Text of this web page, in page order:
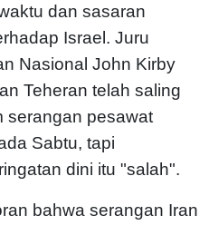
dan sasaran
Israel. Juru
Nasional John Kirby
Teheran telah saling
serangan pesawat
Sabtu, tapi
dini itu "salah".
bahwa serangan Iran